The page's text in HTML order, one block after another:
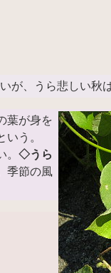
、うら悲しい秋
が身を
う。
◇うら
季節の風